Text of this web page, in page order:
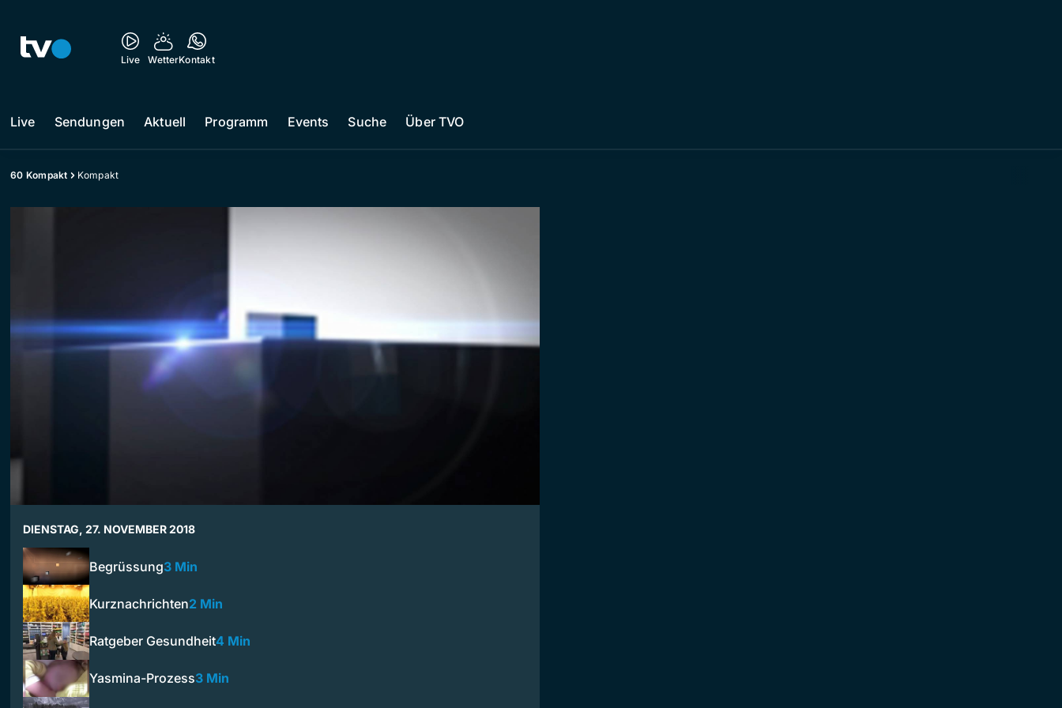
Live WetterKontakt
Live Sendungen Aktuell Programm Events Suche Über TVO
60 Kompakt Kompakt
DIENSTAG, 27. NOVEMBER 2018
Begrüssung3 Min
Kurznachrichten2 Min
Ratgeber Gesundheit4 Min
Yasmina-Prozess3 Min